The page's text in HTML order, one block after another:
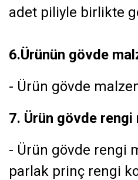
adet piliyle birlikte
6.Ürünün gövde
- Ürün gövde
7. Ürün gövde rengi
- Ürün gövde rengi
parlak prinç rengi